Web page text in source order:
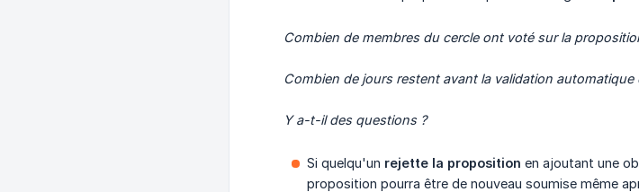
Combien de membres du cercle ont voté sur la
Combien de jours restent avant la validation automatique
Y a-t-il des questions ?
Si quelqu'un rejette la proposition en ajoutant une
proposition pourra être de nouveau soumise même